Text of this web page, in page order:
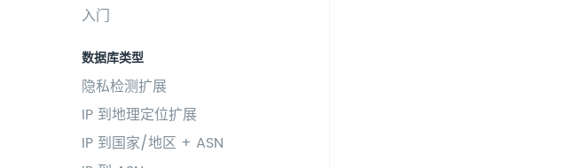
入门
数据库类型
隐私检测扩展
IP 到地理定位扩展
IP 到国家/地区 + ASN